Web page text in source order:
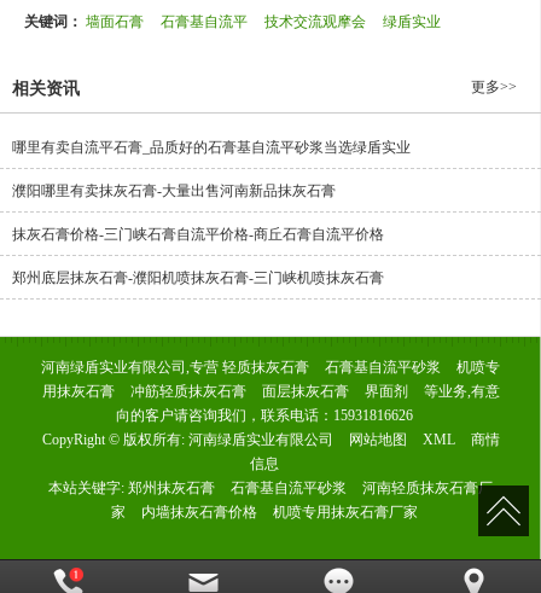
关键词： 墙面石膏 石膏基自流平 技术交流观摩会 绿盾实业
相关资讯 更多>>
哪里有卖自流平石膏_品质好的石膏基自流平砂浆当选绿盾实业
濮阳哪里有卖抹灰石膏-大量出售河南新品抹灰石膏
抹灰石膏价格-三门峡石膏自流平价格-商丘石膏自流平价格
郑州底层抹灰石膏-濮阳机喷抹灰石膏-三门峡机喷抹灰石膏
河南绿盾实业有限公司,专营 轻质抹灰石膏 石膏基自流平砂浆
机喷专
用抹灰石膏
冲筋轻质抹灰石膏 面层抹灰石膏 界面剂
等业务,有意
向的客户请咨询我们，联系电话： 15931816626
CopyRight © 版权所有: 河南绿盾实业有限公司 网站地图 XML
商情
信息
本站关键字: 郑州抹灰石膏 石膏基自流平砂浆
河南轻质抹灰石膏厂
家
内墙抹灰石膏价格 机喷专用抹灰石膏厂家